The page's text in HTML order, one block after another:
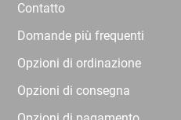
Contatto
Domande più frequenti
Opzioni di ordinazione
Opzioni di consegna